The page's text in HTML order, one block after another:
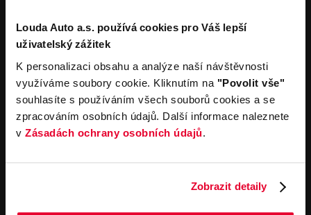
Louda Auto a.s. používá cookies pro Váš lepší
uživatelský zážitek
K personalizaci obsahu a analýze naší návštěvnosti
využíváme soubory cookie. Kliknutím na "Povolit vše"
souhlasíte s používáním všech souborů cookies a se
zpracováním osobních údajů. Další informace naleznete
v Zásadách ochrany osobních údajů.
Zobrazit detaily
Pronájem
Carsharing
Autopůjčovna
Operativní leasing
Společnost
Louda Auto+ Poděbrady
Obytné vozy
Novinky
Kariéra
Servisní služby
Servis
Důležité odkazy
Cookies
Všeobecné obchodní
podmínky pro online